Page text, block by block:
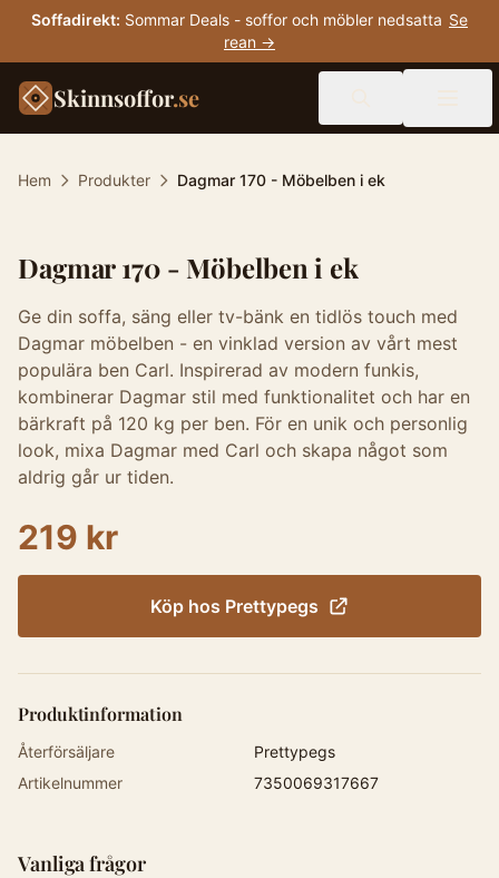
Soffadirekt: Sommar Deals - soffor och möbler nedsatta Se
rean →
Skinnsoffor.se
Hem Produkter Dagmar 170 - Möbelben i ek
Dagmar 170 - Möbelben i ek
Ge din soffa, säng eller tv-bänk en tidlös touch med
Dagmar möbelben - en vinklad version av vårt mest
populära ben Carl. Inspirerad av modern funkis,
kombinerar Dagmar stil med funktionalitet och har en
bärkraft på 120 kg per ben. För en unik och personlig
look, mixa Dagmar med Carl och skapa något som
aldrig går ur tiden.
219 kr
Köp hos Prettypegs
Produktinformation
Återförsäljare
Prettypegs
Artikelnummer
7350069317667
Vanliga frågor